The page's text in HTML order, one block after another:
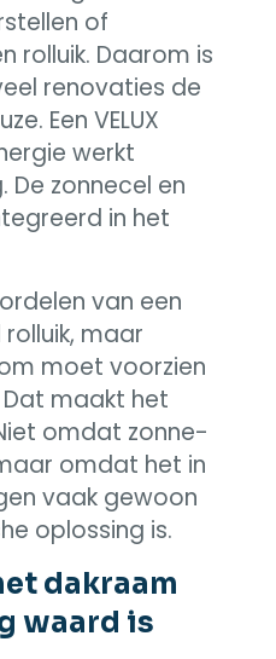
of
rolluik. Daarom is
renovaties de
Een VELUX
werkt
De zonnecel en
in het
van een
maar
moet voorzien
maakt het
omdat zonne-
omdat het in
vaak gewoon
oplossing is.
dakraam
waard is